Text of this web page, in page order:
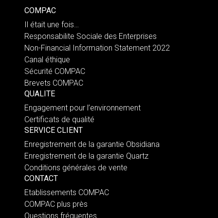
COMPAC
Il était une fois…
Responsabilite Sociale des Enterprises
Non-Financial Information Statement 2022
Canal éthique
Sécurité COMPAC
Brevets COMPAC
QUALITE
Engagement pour l’environnement
Certificats de qualité
SERVICE CLIENT
Enregistrement de la garantie Obsidiana
Enregistrement de la garantie Quartz
Conditions générales de vente
CONTACT
Etablissements COMPAC
COMPAC plus près
Questions fréquentes